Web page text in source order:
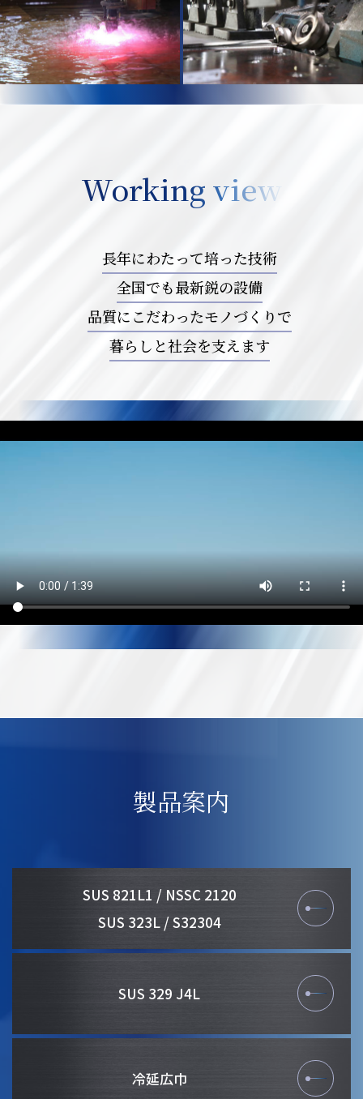
Working view
長年にわたって培った技術
全国でも最新鋭の設備
品質にこだわったモノづくりで
暮らしと社会を支えます
製品案内
SUS 821L1 / NSSC 2120
SUS 323L / S32304
冷延広巾
SUS 329 J4L